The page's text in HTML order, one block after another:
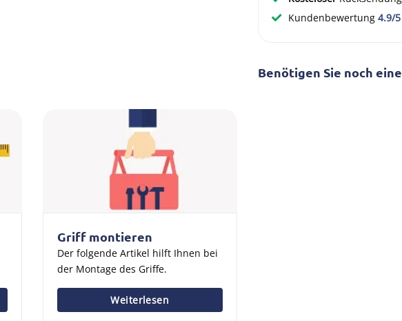
Kundenbewertung 4.9/5
Griff montieren
Der folgende Artikel hilft Ihnen bei
der Montage des Griffe.
Weiterlesen
Benötigen Sie noch